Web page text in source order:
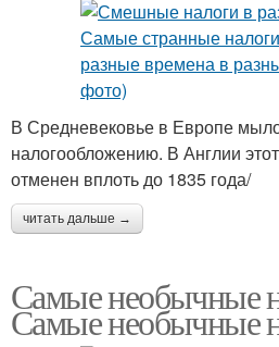
В Средневековье в Европе
налогообложению. В Англии
отменен вплоть до 1835 года/
читать дальше →
Самые необычные
Самые необычные